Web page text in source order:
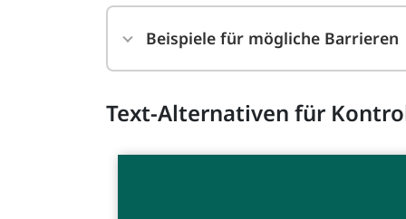
Beispiele für mögliche Barrieren
Text-Alternativen für